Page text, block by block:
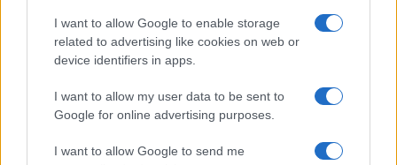
I want to allow Google to enable storage
related to advertising like cookies on web or
device identifiers in apps.
I want to allow my user data to be sent to
Google for online advertising purposes.
I want to allow Google to send me
Scoperte carcasse di moto e motori in container
destinati al Senegal
sconfitto il Rayo ai rigori.
Muniain brilla in maglia blu e granata.